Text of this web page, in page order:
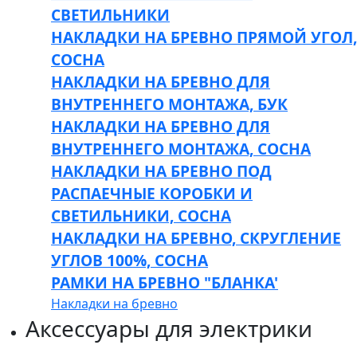
СВЕТИЛЬНИКИ
НАКЛАДКИ НА БРЕВНО ПРЯМОЙ УГОЛ,
СОСНА
НАКЛАДКИ НА БРЕВНО ДЛЯ
ВНУТРЕННЕГО МОНТАЖА, БУК
НАКЛАДКИ НА БРЕВНО ДЛЯ
ВНУТРЕННЕГО МОНТАЖА, СОСНА
НАКЛАДКИ НА БРЕВНО ПОД
РАСПАЕЧНЫЕ КОРОБКИ И
СВЕТИЛЬНИКИ, СОСНА
НАКЛАДКИ НА БРЕВНО, СКРУГЛЕНИЕ
УГЛОВ 100%, СОСНА
РАМКИ НА БРЕВНО "БЛАНКА'
Накладки на бревно
Аксессуары для электрики